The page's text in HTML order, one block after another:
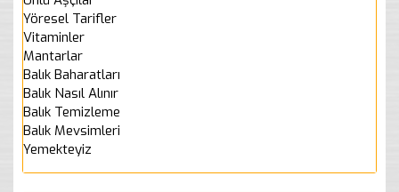
Yöresel Tarifler
Vitaminler
Mantarlar
Balık Baharatları
Balık Nasıl Alınır
Balık Temizleme
Balık Mevsimleri
Yemekteyiz